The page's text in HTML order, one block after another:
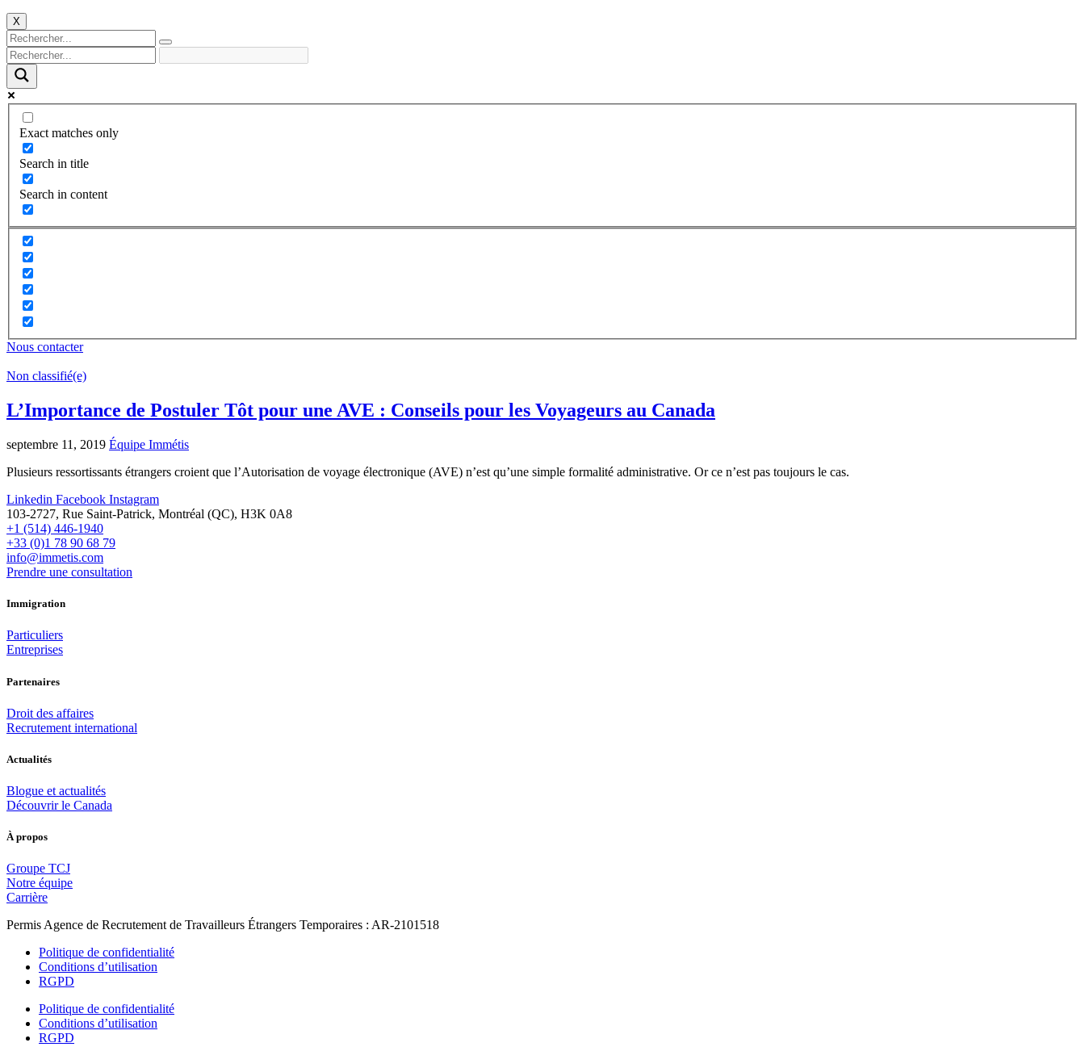
X
Exact matches only
Search in title
Search in content
Nous contacter
Non classifié(e)
L’Importance de Postuler Tôt pour une AVE : Conseils pour les Voyageurs au Canada
septembre 11, 2019 Équipe Immétis
Plusieurs ressortissants étrangers croient que l’Autorisation de voyage électronique (AVE) n’est qu’une simple formalité administrative. Or ce n’est pas toujours le cas.
Linkedin Facebook Instagram
103-2727, Rue Saint-Patrick, Montréal (QC), H3K 0A8
+1 (514) 446-1940
+33 (0)1 78 90 68 79
info@immetis.com
Prendre une consultation
Immigration
Particuliers
Entreprises
Partenaires
Droit des affaires
Recrutement international
Actualités
Blogue et actualités
Découvrir le Canada
À propos
Groupe TCJ
Notre équipe
Carrière
Permis Agence de Recrutement de Travailleurs Étrangers Temporaires : AR-2101518
Politique de confidentialité
Conditions d’utilisation
RGPD
Politique de confidentialité
Conditions d’utilisation
RGPD